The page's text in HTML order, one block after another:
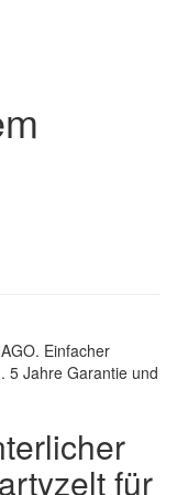
Einfacher
5 Jahre Garantie und
für